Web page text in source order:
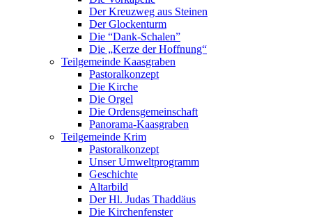
Der Kreuzweg aus Steinen
Der Glockenturm
Die “Dank-Schalen”
Die „Kerze der Hoffnung“
Teilgemeinde Kaasgraben
Pastoralkonzept
Die Kirche
Die Orgel
Die Ordensgemeinschaft
Panorama-Kaasgraben
Teilgemeinde Krim
Pastoralkonzept
Unser Umweltprogramm
Geschichte
Altarbild
Der Hl. Judas Thaddäus
Die Kirchenfenster